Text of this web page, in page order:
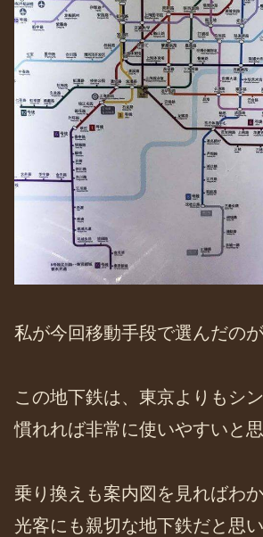
私が今回移動手段で選んだのが
この地下鉄は、東京よりもシ
慣れれば非常に使いやすいと思
乗り換えも案内図を見ればわ
光客にも親切な地下鉄だと思い